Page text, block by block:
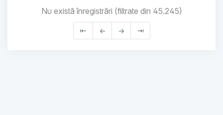
Nu există înregistrări (filtrate din 45.245)
⇤ ← → ⇥